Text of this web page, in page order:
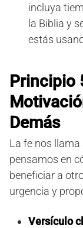
incluya
la Biblia y
estás
Principio
Demás
La fe nos
pensamos en
beneficiar a
urgencia y
Versículo